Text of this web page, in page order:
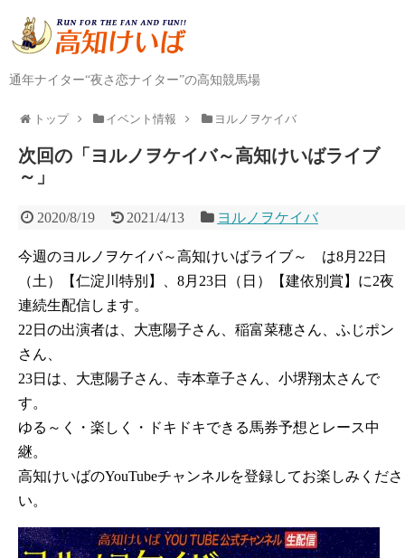
通年ナイター“夜さ恋ナイター”の高知競馬場
トップ イベント情報 ヨルノヲケイバ
次回の「ヨルノヲケイバ～高知けいばライブ
～」
2020/8/19 2021/4/13 ヨルノヲケイバ
今週のヨルノヲケイバ～高知けいばライブ～ は8月22日
（土）【仁淀川特別】、8月23日（日）【建依別賞】に2夜
連続生配信します。
22日の出演者は、大恵陽子さん、稲富菜穂さん、ふじポン
さん、
23日は、大恵陽子さん、寺本章子さん、小堺翔太さんで
す。
ゆる～く・楽しく・ドキドキできる馬券予想とレース中
継。
高知けいばのYouTubeチャンネルを登録してお楽しみくださ
い。